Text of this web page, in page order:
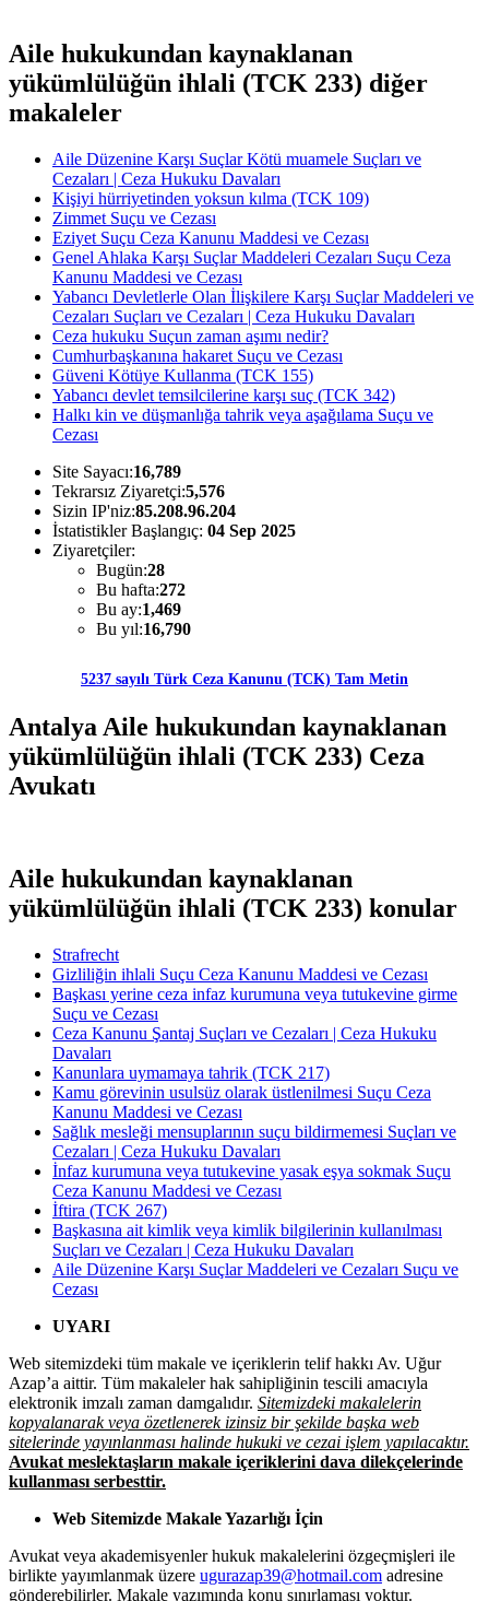
Aile hukukundan kaynaklanan
yükümlülüğün ihlali (TCK 233) diğer
makaleler
Aile Düzenine Karşı Suçlar Kötü muamele Suçları ve
Cezaları | Ceza Hukuku Davaları
Kişiyi hürriyetinden yoksun kılma (TCK 109)
Zimmet Suçu ve Cezası
Eziyet Suçu Ceza Kanunu Maddesi ve Cezası
Genel Ahlaka Karşı Suçlar Maddeleri Cezaları Suçu Ceza
Kanunu Maddesi ve Cezası
Yabancı Devletlerle Olan İlişkilere Karşı Suçlar Maddeleri ve
Cezaları Suçları ve Cezaları | Ceza Hukuku Davaları
Ceza hukuku Suçun zaman aşımı nedir?
Cumhurbaşkanına hakaret Suçu ve Cezası
Güveni Kötüye Kullanma (TCK 155)
Yabancı devlet temsilcilerine karşı suç (TCK 342)
Halkı kin ve düşmanlığa tahrik veya aşağılama Suçu ve
Cezası
Site Sayacı:16,789
Tekrarsız Ziyaretçi:5,576
Sizin IP'niz:85.208.96.204
İstatistikler Başlangıç: 04 Sep 2025
Ziyaretçiler:
Bugün:28
Bu hafta:272
Bu ay:1,469
Bu yıl:16,790
5237 sayılı Türk Ceza Kanunu (TCK) Tam Metin
Antalya Aile hukukundan kaynaklanan
yükümlülüğün ihlali (TCK 233) Ceza
Avukatı
Aile hukukundan kaynaklanan
yükümlülüğün ihlali (TCK 233) konular
Strafrecht
Gizliliğin ihlali Suçu Ceza Kanunu Maddesi ve Cezası
Başkası yerine ceza infaz kurumuna veya tutukevine girme
Suçu ve Cezası
Ceza Kanunu Şantaj Suçları ve Cezaları | Ceza Hukuku
Davaları
Kanunlara uymamaya tahrik (TCK 217)
Kamu görevinin usulsüz olarak üstlenilmesi Suçu Ceza
Kanunu Maddesi ve Cezası
Sağlık mesleği mensuplarının suçu bildirmemesi Suçları ve
Cezaları | Ceza Hukuku Davaları
İnfaz kurumuna veya tutukevine yasak eşya sokmak Suçu
Ceza Kanunu Maddesi ve Cezası
İftira (TCK 267)
Başkasına ait kimlik veya kimlik bilgilerinin kullanılması
Suçları ve Cezaları | Ceza Hukuku Davaları
Aile Düzenine Karşı Suçlar Maddeleri ve Cezaları Suçu ve
Cezası
UYARI
Web sitemizdeki tüm makale ve içeriklerin telif hakkı Av. Uğur
Azap’a aittir. Tüm makaleler hak sahipliğinin tescili amacıyla
elektronik imzalı zaman damgalıdır. Sitemizdeki makalelerin
kopyalanarak veya özetlenerek izinsiz bir şekilde başka web
sitelerinde yayınlanması halinde hukuki ve cezai işlem yapılacaktır.
Avukat meslektaşların makale içeriklerini dava dilekçelerinde
kullanması serbesttir.
Web Sitemizde Makale Yazarlığı İçin
Avukat veya akademisyenler hukuk makalelerini özgeçmişleri ile
birlikte yayımlanmak üzere ugurazap39@hotmail.com adresine
gönderebilirler. Makale yazımında konu sınırlaması yoktur.